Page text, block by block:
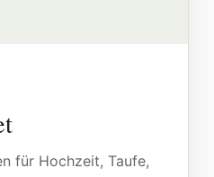
für Hochzeit, Taufe,